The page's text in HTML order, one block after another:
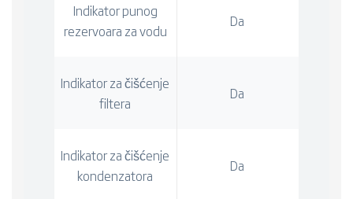
Indikator punog
rezervoara za vodu
Da
Indikator za čišćenje
filtera
Da
Indikator za čišćenje
kondenzatora
Da